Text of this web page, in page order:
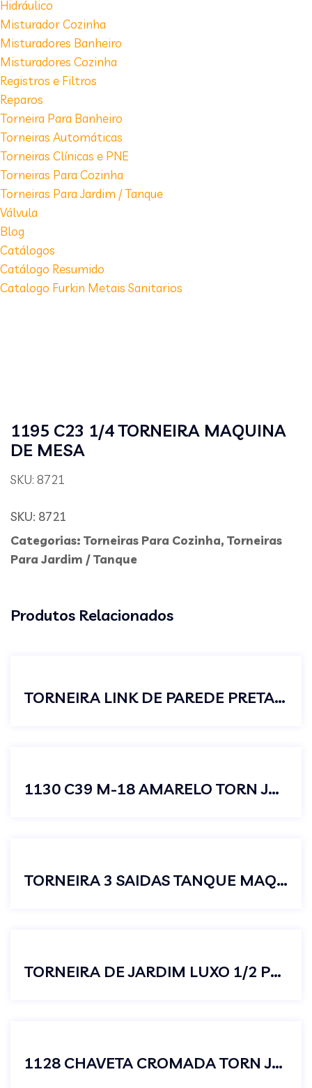
Hidráulico
Misturador Cozinha
Misturadores Banheiro
Misturadores Cozinha
Registros e Filtros
Reparos
Torneira Para Banheiro
Torneiras Automáticas
Torneiras Clínicas e PNE
Torneiras Para Cozinha
Torneiras Para Jardim / Tanque
Válvula
Blog
Catálogos
Catálogo Resumido
Catalogo Furkin Metais Sanitarios
1195 C23 1/4 TORNEIRA MAQUINA
DE MESA
SKU: 8721
SKU: 8721
Categorias: Torneiras Para Cozinha, Torneiras
Para Jardim / Tanque
Produtos Relacionados
TORNEIRA LINK DE PAREDE PRETA PARA CUBA DE BANHEIRO
1130 C39 M-18 AMARELO TORN JARDIM LONGA
TORNEIRA 3 SAIDAS TANQUE MAQUINA LAVAR
TORNEIRA DE JARDIM LUXO 1/2 POR 3/4 C38 MASTER
1128 CHAVETA CROMADA TORN JARDIM CURTA JUNIOR